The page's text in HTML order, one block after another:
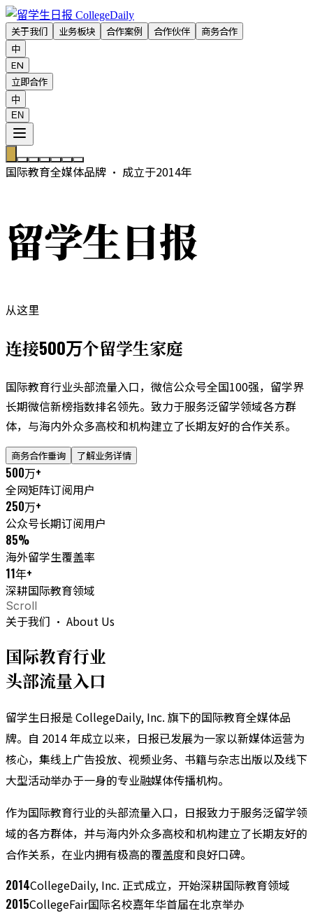
关于我们 业务板块 合作案例 合作伙伴
商务合作
中
EN
立即合作
中
EN
国际教育全媒体品牌 · 成立于2014年
留学生日报
从这里
连接500万个留学生家庭
国际教育行业头部流量入口，微信公众号全国100强，留学界
长期微信新榜指数排名领先。致力于服务泛留学领域各方群
体，与海内外众多高校和机构建立了长期友好的合作关系。
商务合作垂询 了解业务详情
500万+
全网矩阵订阅用户
250万+
公众号长期订阅用户
85%
海外留学生覆盖率
11年+
深耕国际教育领域
Scroll
关于我们 · About Us
国际教育行业
头部流量入口
留学生日报是 CollegeDaily, Inc. 旗下的国际教育全媒体品
牌。自 2014 年成立以来，日报已发展为一家以新媒体运营为
核心，集线上广告投放、视频业务、书籍与杂志出版以及线下
大型活动举办于一身的专业融媒体传播机构。
作为国际教育行业的头部流量入口，日报致力于服务泛留学领
域的各方群体，并与海内外众多高校和机构建立了长期友好的
合作关系，在业内拥有极高的覆盖度和良好口碑。
2014CollegeDaily, Inc. 正式成立，开始深耕国际教育领域
2015CollegeFair国际名校嘉年华首届在北京举办